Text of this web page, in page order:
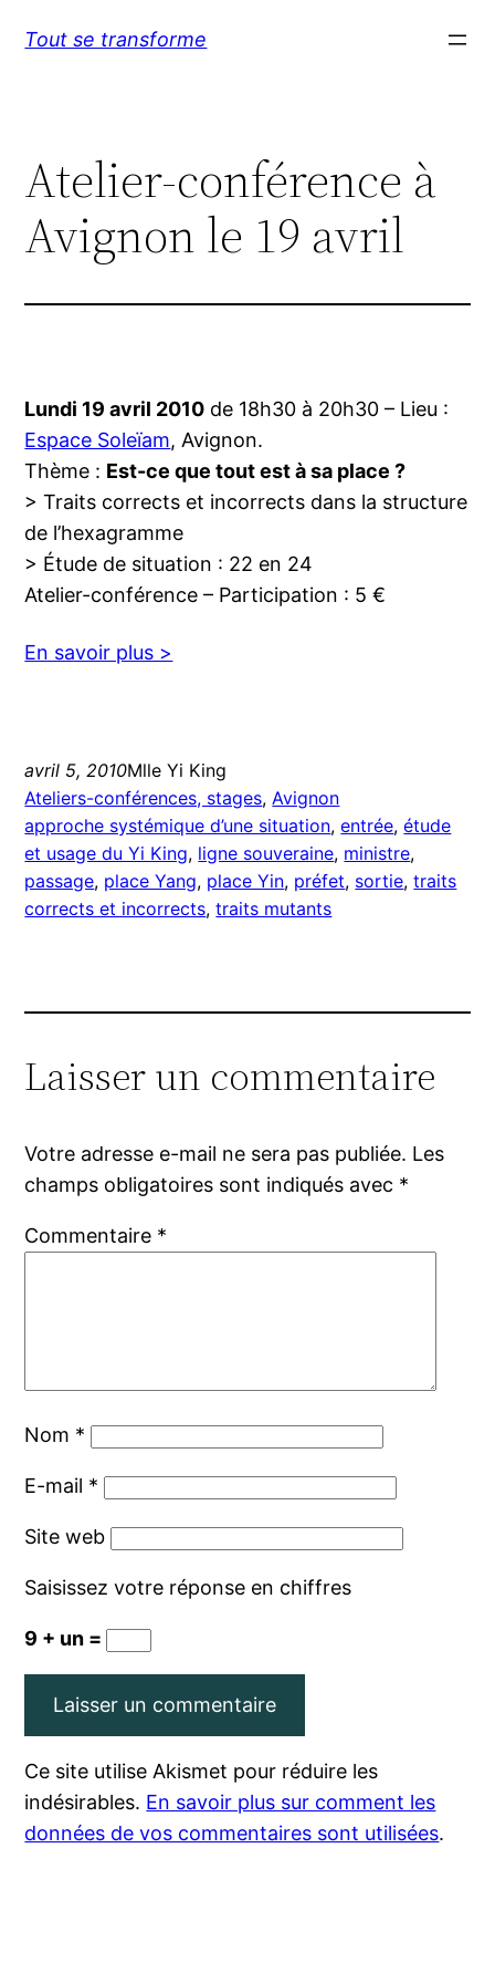
Tout se transforme
Atelier-conférence à
Avignon le 19 avril
Lundi 19 avril 2010 de 18h30 à 20h30 – Lieu :
Espace Soleïam, Avignon.
Thème : Est-ce que tout est à sa place ?
> Traits corrects et incorrects dans la structure
de l’hexagramme
> Étude de situation : 22 en 24
Atelier-conférence – Participation : 5 €
En savoir plus >
avril 5, 2010Mlle Yi King
Ateliers-conférences, stages, Avignon
approche systémique d’une situation, entrée, étude
et usage du Yi King, ligne souveraine, ministre
passage, place Yang, place Yin, préfet, sortie, traits
corrects et incorrects, traits mutants
Laisser un commentaire
Votre adresse e-mail ne sera pas publiée. Les
champs obligatoires sont indiqués avec *
Commentaire *
Nom *
E-mail *
Site web
Saisissez votre réponse en chiffres
9 + un =
Ce site utilise Akismet pour réduire les
indésirables. En savoir plus sur comment les
données de vos commentaires sont utilisées.